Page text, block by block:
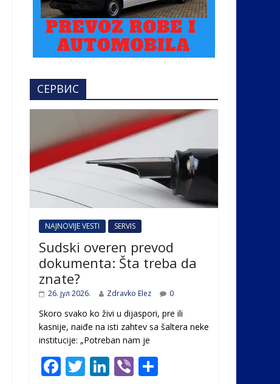
СЕРВИС
NAJNOVIJE VESTI SERVIS
Sudski overen prevod
dokumenta: Šta treba da
znate?
26. јул 2026. Zdravko Elez 0
Skoro svako ko živi u dijaspori, pre ili
kasnije, naiđe na isti zahtev sa šaltera neke
institucije: „Potreban nam je
F T Li Vi